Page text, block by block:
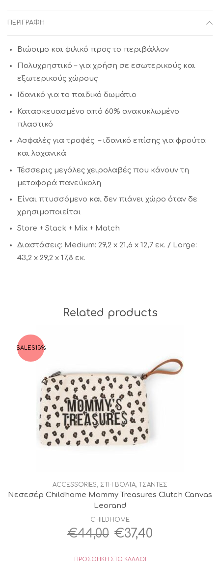
ΠΕΡΙΓΡΑΦΉ
Βιώσιμο και φιλικό προς το περιβάλλον
Πολυχρηστικό – για χρήση σε εσωτερικούς και
εξωτερικούς χώρους
Ιδανικό για το παιδικό δωμάτιο
Κατασκευασμένο από 60% ανακυκλωμένο
πλαστικό
Ασφαλές για τροφές – ιδανικό επίσης για φρούτα
και λαχανικά
Τέσσερις μεγάλες χειρολαβές που κάνουν τη
μεταφορά πανεύκολη
Είναι πτυσσόμενο και δεν πιάνει χώρο όταν δε
χρησιμοποιείται
Store + Stack + Mix + Match
Διαστάσεις: Medium: 29,2 x 21,6 x 12,7 εκ. / Large:
43,2 x 29,2 x 17,8 εκ.
Related products
SALES15%
ACCESSORIES, ΣΤΗ ΒΟΛΤΑ, ΤΣΑΝΤΕΣ
Νεσεσέρ Childhome Mommy Treasures Clutch Canvas
Leorand
CHILDHOME
€44,00 Original
€37,40
ΠΡΟΣΘΉΚΗ ΣΤΟ ΚΑΛΆΘΙ